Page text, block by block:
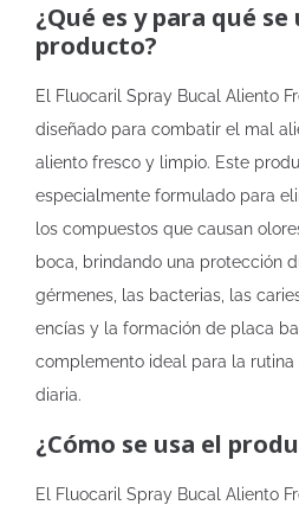
¿Qué es y para qué
producto?
El Fluocaril Spray Bucal Aliento
diseñado para combatir el mal
aliento fresco y limpio. Este
especialmente formulado para
los compuestos que causan
boca, brindando una protección
gérmenes, las bacterias, las
encías y la formación de placa
complemento ideal para la rutina
diaria.
¿Cómo se usa el
El Fluocaril Spray Bucal Aliento